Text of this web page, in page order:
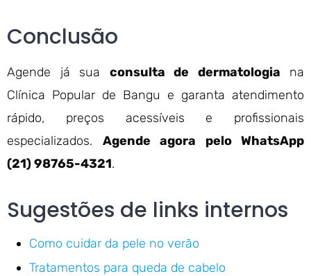
Conclusão
Agende já sua consulta de dermatologia na
Clínica Popular de Bangu e garanta atendimento
rápido, preços acessíveis e profissionais
especializados. Agende agora pelo WhatsApp
(21) 98765-4321.
Sugestões de links internos
Como cuidar da pele no verão
Tratamentos para queda de cabelo